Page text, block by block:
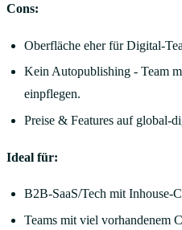
Cons:
Oberfläche eher für Digital-
Kein Autopublishing - Team
einpflegen.
Preise & Features auf global-
Ideal für:
B2B-SaaS/Tech mit Inhouse-
Teams mit viel vorhandenem